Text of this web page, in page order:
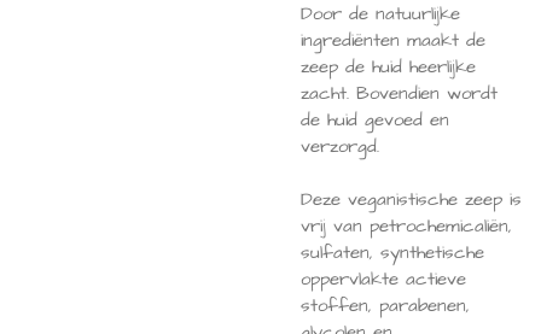
Door de natuurlijke
ingrediënten maakt de
zeep de huid heerlijke
zacht. Bovendien wordt
de huid gevoed en
verzorgd.
Deze veganistische zeep is
vrij van petrochemicaliën,
sulfaten, synthetische
oppervlakte actieve
stoffen, parabenen,